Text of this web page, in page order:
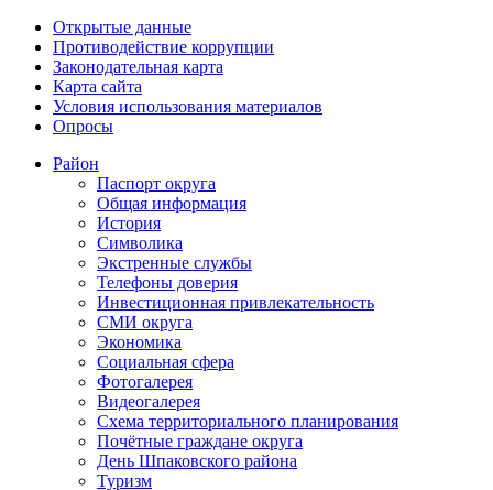
Открытые данные
Противодействие коррупции
Законодательная карта
Карта сайта
Условия использования материалов
Опросы
Район
Паспорт округа
Общая информация
История
Символика
Экстренные службы
Телефоны доверия
Инвестиционная привлекательность
СМИ округа
Экономика
Социальная сфера
Фотогалерея
Видеогалерея
Схема территориального планирования
Почётные граждане округа
День Шпаковского района
Туризм